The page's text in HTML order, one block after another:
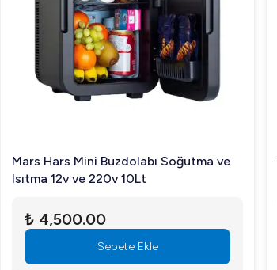
Mars Hars Mini Buzdolabı Soğutma ve
Isıtma 12v ve 220v 10Lt
₺ 4,500.00
Sepete Ekle